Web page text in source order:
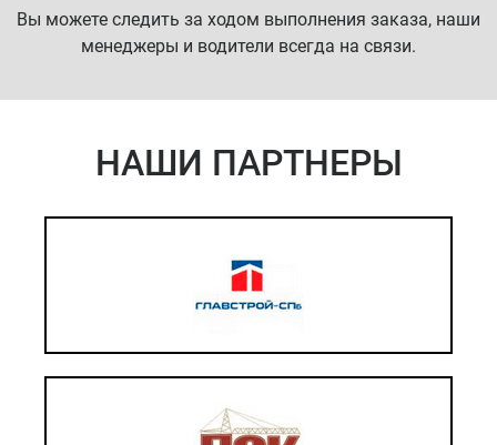
Вы можете следить за ходом выполнения заказа, наши
менеджеры и водители всегда на связи.
НАШИ ПАРТНЕРЫ